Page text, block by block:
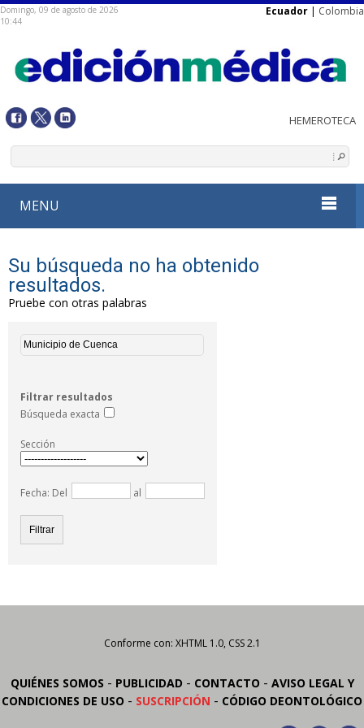
Domingo, 09 de agosto de 2026
10:44
Ecuador | Colombia
MENU
Su búsqueda no ha obtenido
resultados.
Pruebe con otras palabras
Filtrar resultados
Búsqueda exacta
Sección
Fecha: Del al
Conforme con: XHTML 1.0, CSS 2.1
QUIÉNES SOMOS - PUBLICIDAD - CONTACTO - AVISO LEGAL Y
CONDICIONES DE USO - SUSCRIPCIÓN - CÓDIGO DEONTOLÓGICO